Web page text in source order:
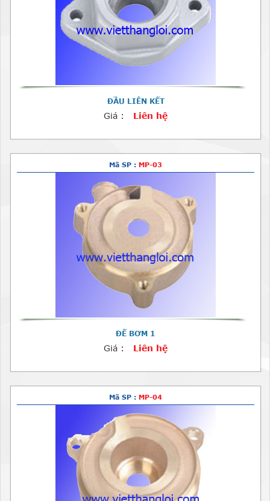
ĐẦU LIÊN KẾT
Giá : Liên hệ
Mã SP : MP-03
ĐẾ BƠM 1
Giá : Liên hệ
Mã SP : MP-04